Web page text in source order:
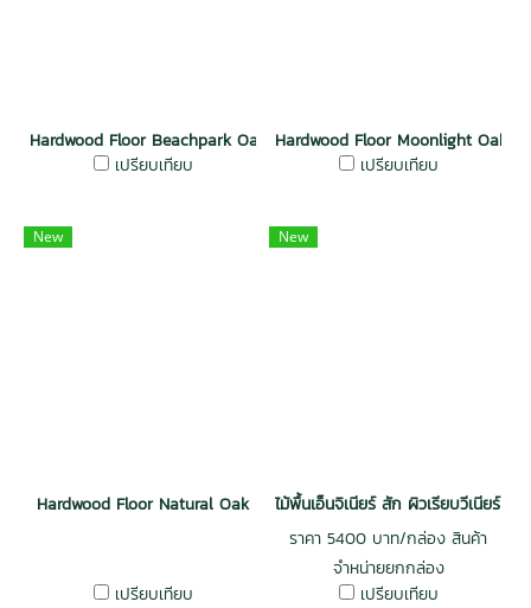
Hardwood Floor Beachpark Oak
เปรียบเทียบ
Hardwood Floor Moonlight Oak
เปรียบเทียบ
New
Hardwood Floor Natural Oak
เปรียบเทียบ
New
ไม้พื้นเอ็นจิเนียร์ สัก ผิวเรียบวีเนียร์ 3
ราคา 5400 บาท/กล่อง สินค้า
จำหน่ายยกกล่อง
เปรียบเทียบ